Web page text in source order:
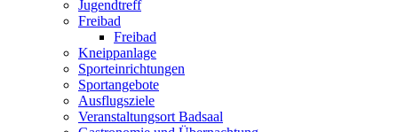
Jugendtreff
Freibad
Freibad
Kneippanlage
Sporteinrichtungen
Sportangebote
Ausflugsziele
Veranstaltungsort Badsaal